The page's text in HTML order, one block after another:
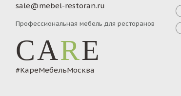
sale@mebel-restoran.ru
Профессиональная мебель для ресторанов
CARE
#КареМебельМосква